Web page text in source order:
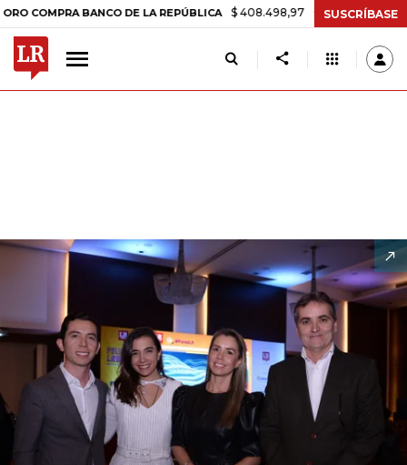
BANCO DE LA REPÚBLICA $ 408.498,97 +$ 8.753,81 +2,19%
SUSCRÍBASE